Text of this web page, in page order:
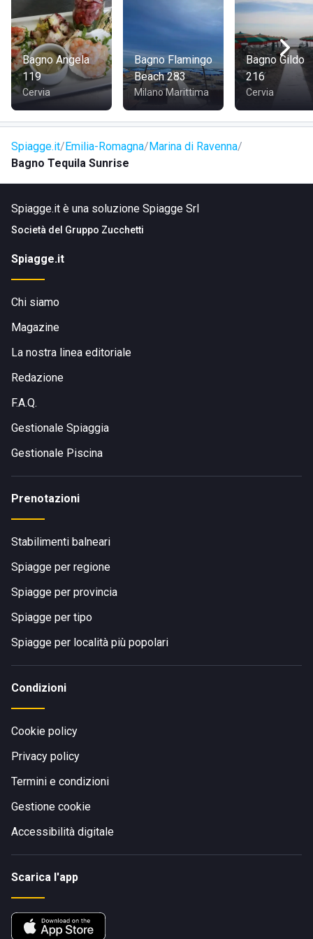
Bagno Angela
119
Cervia
Bagno Flamingo
Beach 283
Milano Marittima
Bagno Gildo
216
Cervia
Spiagge.it Emilia-Romagna Marina di Ravenna
Bagno Tequila Sunrise
Spiagge.it è una soluzione Spiagge Srl
Società del Gruppo Zucchetti
Spiagge.it
Chi siamo
Magazine
La nostra linea editoriale
Redazione
F.A.Q.
Gestionale Spiaggia
Gestionale Piscina
Prenotazioni
Stabilimenti balneari
Spiagge per regione
Spiagge per provincia
Spiagge per tipo
Spiagge per località più popolari
Condizioni
Cookie policy
Privacy policy
Termini e condizioni
Gestione cookie
Accessibilità digitale
Scarica l'app